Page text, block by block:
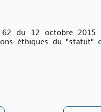
du 12 octobre 2015
éthiques du "statut"